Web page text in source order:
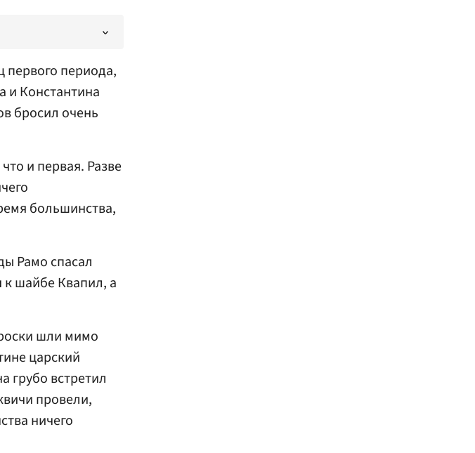
первого периода,
и Константина
бросил очень
и первая. Разве
большинства,
Рамо спасал
шайбе Квапил, а
шли мимо
царский
грубо встретил
провели,
ничего